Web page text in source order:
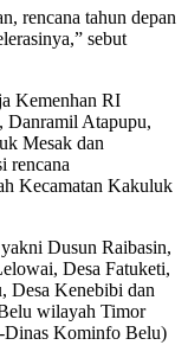
rencana tahun depan
sebut
Kemenhan RI
Danramil Atapupu,
Mesak dan
rencana
Kecamatan Kakuluk
Dusun Raibasin,
Desa Fatuketi,
Desa Kenebibi dan
wilayah Timor
Kominfo Belu)